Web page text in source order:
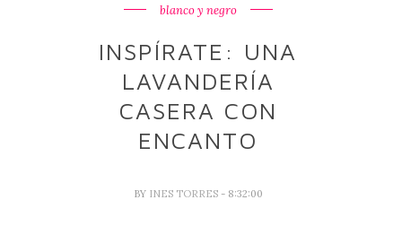
blanco y negro
INSPÍRATE: UNA
LAVANDERÍA
CASERA CON
ENCANTO
BY INES TORRES - 8:32:00